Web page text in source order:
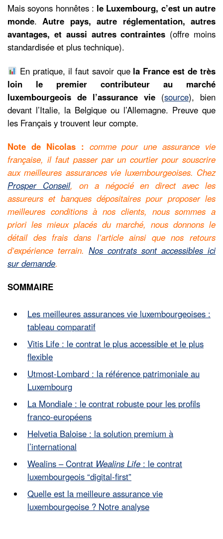
Mais soyons honnêtes : le Luxembourg, c’est un autre
monde. Autre pays, autre réglementation, autres
avantages, et aussi autres contraintes (offre moins
standardisée et plus technique).
En pratique, il faut savoir que la France est de très
loin le premier contributeur au marché
luxembourgeois de l’assurance vie (source), bien
devant l’Italie, la Belgique ou l’Allemagne. Preuve que
les Français y trouvent leur compte.
Note de Nicolas : comme pour une assurance vie
française, il faut passer par un courtier pour souscrire
aux meilleures assurances vie luxembourgeoises. Chez
Prosper Conseil, on a négocié en direct avec les
assureurs et banques dépositaires pour proposer les
meilleures conditions à nos clients, nous sommes a
priori les mieux placés du marché, nous donnons le
détail des frais dans l’article ainsi que nos retours
d’expérience terrain. Nos contrats sont accessibles ici
sur demande.
SOMMAIRE
Les meilleures assurances vie luxembourgeoises :
tableau comparatif
Vitis Life : le contrat le plus accessible et le plus
flexible
Utmost-Lombard : la référence patrimoniale au
Luxembourg
La Mondiale : le contrat robuste pour les profils
franco-européens
Helvetia Baloise : la solution premium à
l’international
Wealins – Contrat Wealins Life : le contrat
luxembourgeois “digital-first”
Quelle est la meilleure assurance vie
luxembourgeoise ? Notre analyse